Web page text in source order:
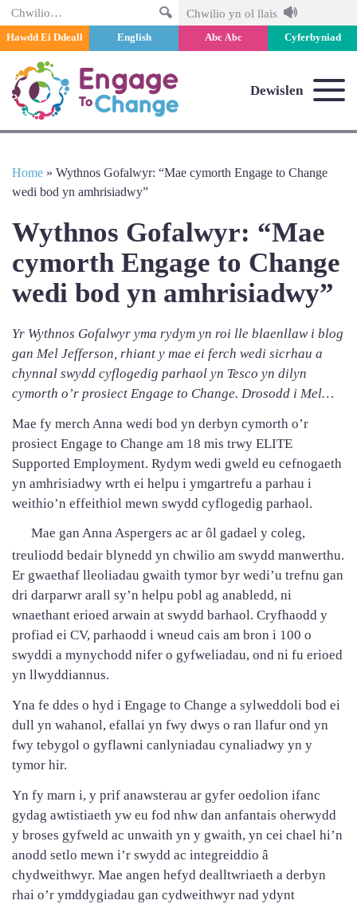
Chwilio Chwilio yn ol llais
Hawdd Ei Ddeall English Abc Abc Cyferbyniad
Dewislen
Home » Wythnos Gofalwyr: “Mae cymorth Engage to Change
wedi bod yn amhrisiadwy”
Wythnos Gofalwyr: “Mae
cymorth Engage to Change
wedi bod yn amhrisiadwy”
Yr Wythnos Gofalwyr yma rydym yn roi lle blaenllaw i blog
gan Mel Jefferson, rhiant y mae ei ferch wedi sicrhau a
chynnal swydd cyflogedig parhaol yn Tesco yn dilyn
cymorth o’r prosiect Engage to Change. Drosodd i Mel…
Mae fy merch Anna wedi bod yn derbyn cymorth o’r
prosiect Engage to Change am 18 mis trwy ELITE
Supported Employment. Rydym wedi gweld eu cefnogaeth
yn amhrisiadwy wrth ei helpu i ymgartrefu a parhau i
weithio’n effeithiol mewn swydd cyflogedig parhaol.
Mae gan Anna Aspergers ac ar ôl gadael y coleg,
treuliodd bedair blynedd yn chwilio am swydd manwerthu.
Er gwaethaf lleoliadau gwaith tymor byr wedi’u trefnu gan
dri darparwr arall sy’n helpu pobl ag anabledd, ni
wnaethant erioed arwain at swydd barhaol. Cryfhaodd y
profiad ei CV, parhaodd i wneud cais am bron i 100 o
swyddi a mynychodd nifer o gyfweliadau, ond ni fu erioed
yn llwyddiannus.
Yna fe ddes o hyd i Engage to Change a sylweddoli bod ei
dull yn wahanol, efallai yn fwy dwys o ran llafur ond yn
fwy tebygol o gyflawni canlyniadau cynaliadwy yn y
tymor hir.
Yn fy marn i, y prif anawsterau ar gyfer oedolion ifanc
gydag awtistiaeth yw eu fod nhw dan anfantais oherwydd
y broses gyfweld ac unwaith yn y gwaith, yn cei chael hi’n
anodd setlo mewn i’r swydd ac integreiddio â
chydweithwyr. Mae angen hefyd dealltwriaeth a derbyn
rhai o’r ymddygiadau gan cydweithwyr nad ydynt